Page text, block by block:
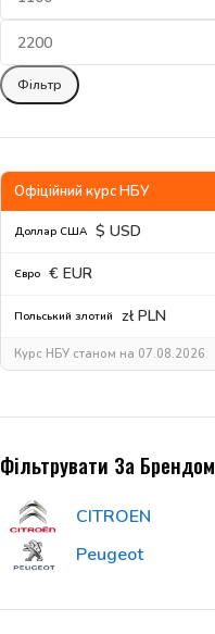
Фільтр
Офіційний курс НБУ
Доллар США $ USD
Євро € EUR
Польський злотий zł PLN
Курс НБУ станом на 07.08.2026
Фільтрувати За Брендом
CITROEN
Peugeot